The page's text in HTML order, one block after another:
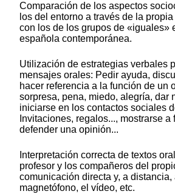
Comparación de los aspectos
los del entorno a través de la
con los de los grupos de «iguales»
española contemporánea.
Utilización de estrategias verbales
mensajes orales: Pedir ayuda,
hacer referencia a la función de un
sorpresa, pena, miedo, alegría, dar
iniciarse en los contactos sociales
Invitaciones, regalos..., mostrarse a
defender una opinión...
Interpretación correcta de textos
profesor y los compañeros del
comunicación directa y, a distancia,
magnetófono, el vídeo, etc.